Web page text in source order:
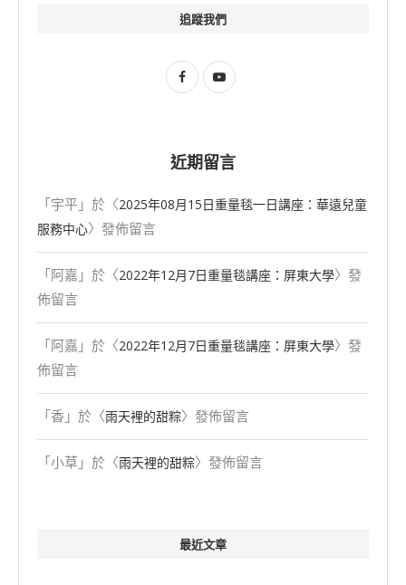
追蹤我們
近期留言
「宇平 」於〈2025年08⽉15⽇重量毯一日講座：華遠兒童
服務中心〉發佈留言
「阿嘉 」於〈2022年12月7日重量毯講座：屏東大學〉發
佈留言
「阿嘉 」於〈2022年12月7日重量毯講座：屏東大學〉發
佈留言
「香 」於〈雨天裡的甜粽〉發佈留言
「小草 」於〈雨天裡的甜粽〉發佈留言
最近文章